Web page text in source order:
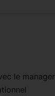
le manager